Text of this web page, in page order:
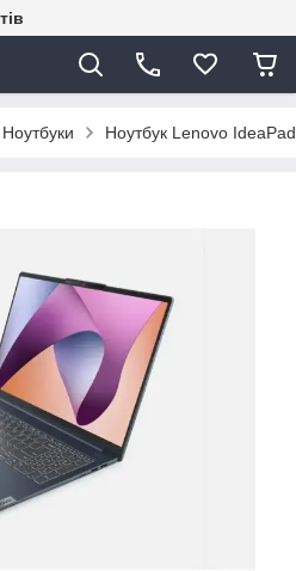
Ноутбуки Ноутбук Lenovo